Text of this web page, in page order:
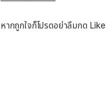
หากถูกใจก็โปรดอย่าลืมกด